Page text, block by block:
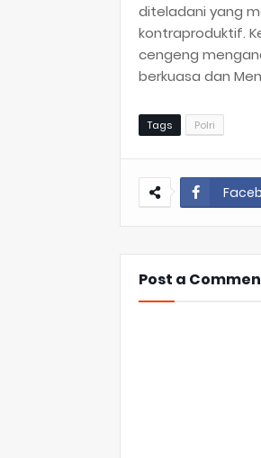
diteladani yang
kontraproduktif.
cengeng
berkuasa dan
Tags Polri
Post a